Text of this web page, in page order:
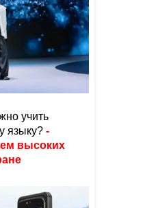
учить
языку? -
высоких